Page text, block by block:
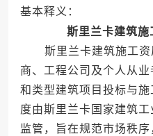
基本释义：
斯里兰卡建筑施
斯里兰卡建筑施工资
商、工程公司及个人从
和类型建筑项目投标与
度由斯里兰卡国家建筑
监管，旨在规范市场秩